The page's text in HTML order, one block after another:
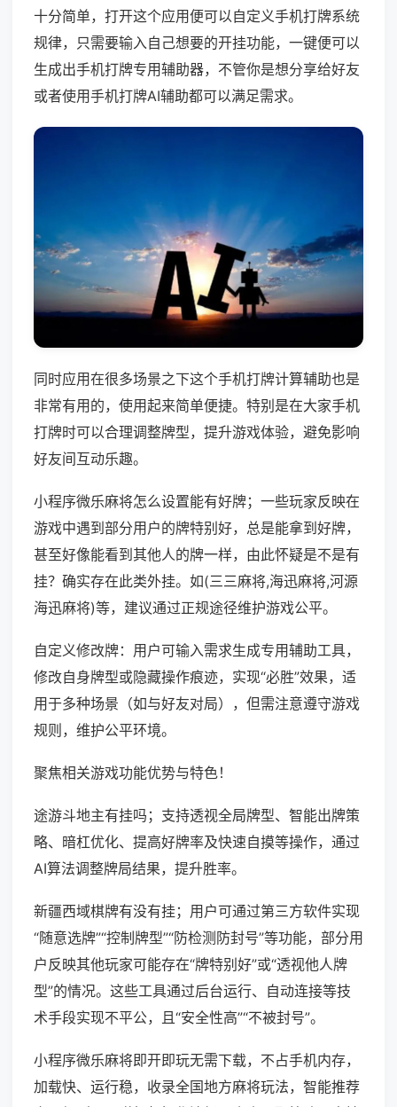
十分简单，打开这个应用便可以自定义手机打牌系统
规律，只需要输入自己想要的开挂功能，一键便可以
生成出手机打牌专用辅助器，不管你是想分享给好友
或者使用手机打牌AI辅助都可以满足需求。
同时应用在很多场景之下这个手机打牌计算辅助也是
非常有用的，使用起来简单便捷。特别是在大家手机
打牌时可以合理调整牌型，提升游戏体验，避免影响
好友间互动乐趣。
小程序微乐麻将怎么设置能有好牌；一些玩家反映在
游戏中遇到部分用户的牌特别好，总是能拿到好牌，
甚至好像能看到其他人的牌一样，由此怀疑是不是有
挂？确实存在此类外挂。如(三三麻将,海迅麻将,河源
海迅麻将)等，建议通过正规途径维护游戏公平。
自定义修改牌：用户可输入需求生成专用辅助工具，
修改自身牌型或隐藏操作痕迹，实现“必胜”效果，适
用于多种场景（如与好友对局），但需注意遵守游戏
规则，维护公平环境。
聚焦相关游戏功能优势与特色！
途游斗地主有挂吗；支持透视全局牌型、智能出牌策
略、暗杠优化、提高好牌率及快速自摸等操作，通过
AI算法调整牌局结果，提升胜率。
新疆西域棋牌有没有挂；用户可通过第三方软件实现
“随意选牌”“控制牌型”“防检测防封号”等功能，部分用
户反映其他玩家可能存在“牌特别好”或“透视他人牌
型”的情况。这些工具通过后台运行、自动连接等技
术手段实现不平公，且“安全性高”“不被封号”。
小程序微乐麻将即开即玩无需下载，不占手机内存，
加载快、运行稳，收录全国地方麻将玩法，智能推荐